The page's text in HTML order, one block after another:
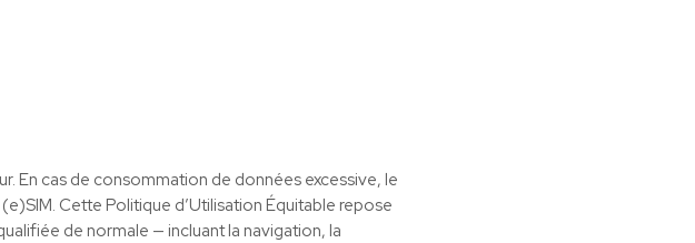
En cas de consommation de données excessive, le
Cette Politique d’Utilisation Équitable repose
de normale — incluant la navigation, la